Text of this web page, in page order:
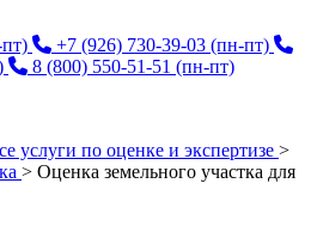
+7 (926) 730-39-03 (пн-пт)
8 (800) 550-51-51 (пн-пт)
услуги по оценке и экспертизе >
> Оценка земельного участка для